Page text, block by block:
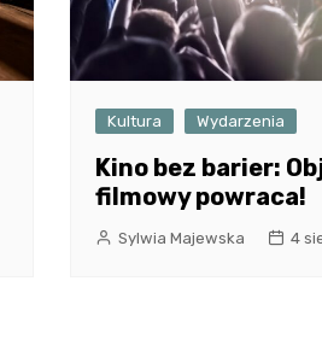
Kultura Wydarzenia
Kino bez barier:
filmowy powraca!
Sylwia Majewska 4